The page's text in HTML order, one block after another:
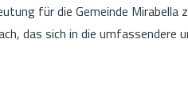
für die Gemeinde Mirabella
das sich in die